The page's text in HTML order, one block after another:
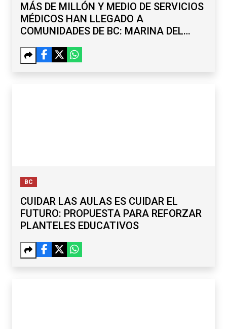
MÁS DE MILLÓN Y MEDIO DE SERVICIOS
MÉDICOS HAN LLEGADO A
COMUNIDADES DE BC: MARINA DEL
BC
CUIDAR LAS AULAS ES CUIDAR EL
FUTURO: PROPUESTA PARA REFORZAR
PLANTELES EDUCATIVOS